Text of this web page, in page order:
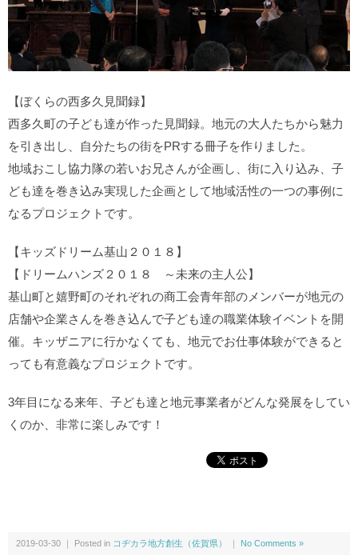
【ぼくらの西多久見聞録】
西多久町の子ども達が作った見聞録。地元の大人たちから魅力
を引き出し、自分たちの街をPRする冊子を作りました。
地域おこし協力隊の若いお兄さんが企画し、街に入り込み、子
ども達を巻き込み実現した企画として地域活性の一つの事例に
なるプロジェクトです。
【キッズドリーム基山２０１８】
【ドリームハンズ２０１８ ～未来の主人公】
基山町と嬉野町のそれぞれの商工会青年部のメンバーが地元の
店舗や企業さんを巻き込んで子ども達の職業体験イベントを開
催。キッザニアに行かなくても、地元でお仕事体験ができると
っても有意義なプロジェクトです。
3年目になる来年、子ども達と地元事業者がどんな発展をしてい
くのか、非常に楽しみです！
2019-03-30 ｜ Posted in コヂカラ地方創生（佐賀県） ｜ No Comments »